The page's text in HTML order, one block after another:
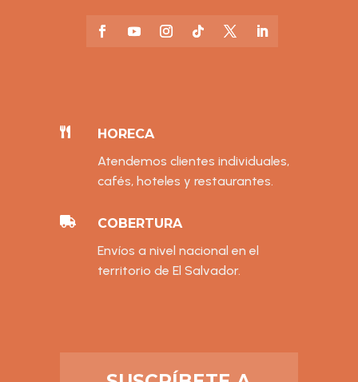

HORECA
Atendemos clientes individuales,
cafés, hoteles y restaurantes.

COBERTURA
Envíos a nivel nacional en el
territorio de El Salvador.